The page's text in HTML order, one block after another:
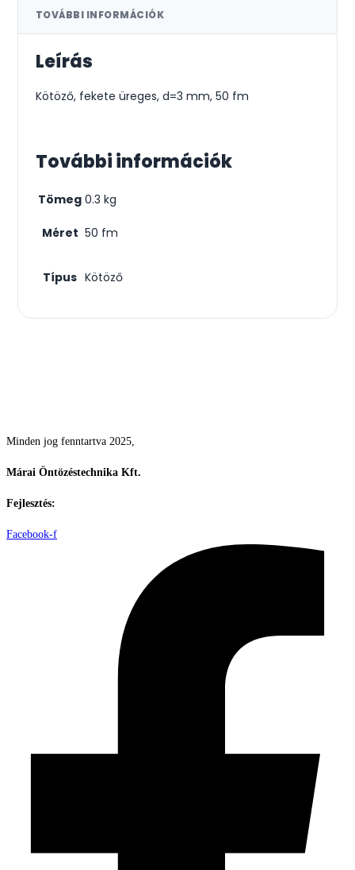
TOVÁBBI INFORMÁCIÓK
Leírás
Kötöző, fekete üreges, d=3 mm, 50 fm
További információk
Tömeg 0.3 kg
Méret 50 fm
Típus Kötöző
Minden jog fenntartva 2025,
Márai Öntözéstechnika Kft.
Fejlesztés:
Facebook-f